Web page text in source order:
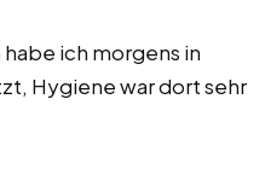
ich morgens in
Hygiene war dort sehr